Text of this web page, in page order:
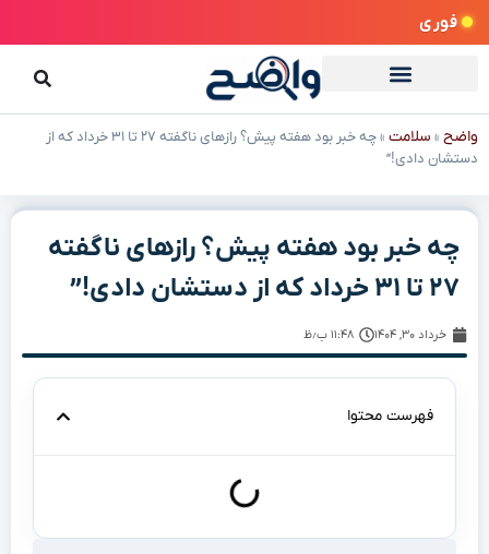
فوری
واضح » سلامت »
چه خبر بود هفته پیش؟ رازهای ناگفته ۲۷ تا ۳۱ خرداد که از
دستشان دادی!”
چه خبر بود هفته پیش؟ رازهای ناگفته
۲۷ تا ۳۱ خرداد که از دستشان دادی!”
خرداد ۳۰, ۱۴۰۴ ۱۱:۴۸ ب٫ظ
فهرست محتوا